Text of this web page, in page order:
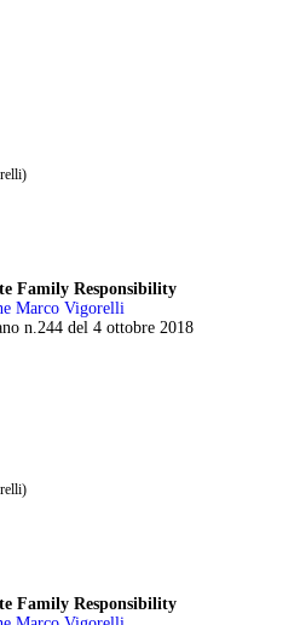
Family Responsibility
Marco Vigorelli
n.244 del 4 ottobre 2018
Family Responsibility